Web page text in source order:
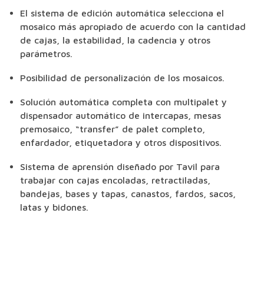
El sistema de edición automática selecciona el
mosaico más apropiado de acuerdo con la cantidad
de cajas, la estabilidad, la cadencia y otros
parámetros.
Posibilidad de personalización de los mosaicos.
Solución automática completa con multipalet y
dispensador automático de intercapas, mesas
premosaico, “transfer” de palet completo,
enfardador, etiquetadora y otros dispositivos.
Sistema de aprensión diseñado por Tavil para
trabajar con cajas encoladas, retractiladas,
bandejas, bases y tapas, canastos, fardos, sacos,
latas y bidones.